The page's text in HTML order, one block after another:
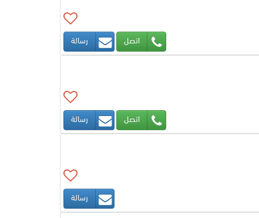
اتصل رسالة
اتصل رسالة
رسالة